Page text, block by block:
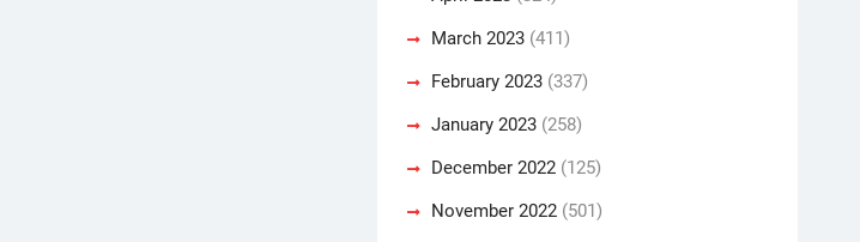
March 2023 (411)
February 2023 (337)
January 2023 (258)
December 2022 (125)
November 2022 (501)